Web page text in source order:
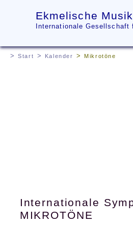
Ekmelische Musik
Internationale Gesellschaft
Start Kalender Mikrotöne
Internationale
MIKROTÖNE